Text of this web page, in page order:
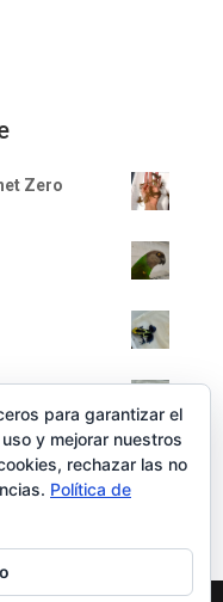
Zero
para garantizar el
y mejorar nuestros
rechazar las no
Política de